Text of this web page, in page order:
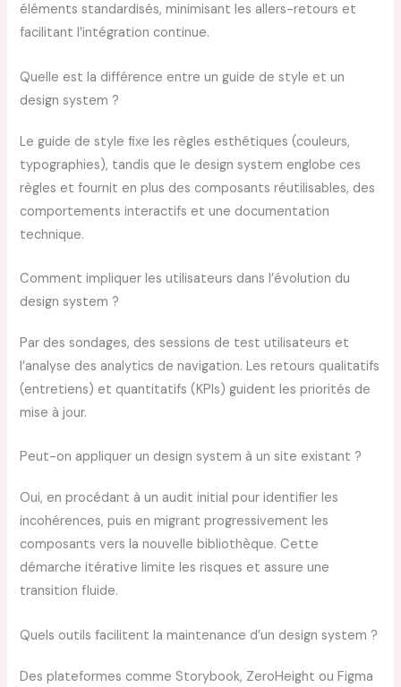
éléments standardisés, minimisant les allers-retours et
facilitant l’intégration continue.
Quelle est la différence entre un guide de style et un
design system ?
Le guide de style fixe les règles esthétiques (couleurs,
typographies), tandis que le design system englobe ces
règles et fournit en plus des composants réutilisables, des
comportements interactifs et une documentation
technique.
Comment impliquer les utilisateurs dans l’évolution du
design system ?
Par des sondages, des sessions de test utilisateurs et
l’analyse des analytics de navigation. Les retours qualitatifs
(entretiens) et quantitatifs (KPIs) guident les priorités de
mise à jour.
Peut-on appliquer un design system à un site existant ?
Oui, en procédant à un audit initial pour identifier les
incohérences, puis en migrant progressivement les
composants vers la nouvelle bibliothèque. Cette
démarche itérative limite les risques et assure une
transition fluide.
Quels outils facilitent la maintenance d’un design system ?
Des plateformes comme Storybook, ZeroHeight ou Figma